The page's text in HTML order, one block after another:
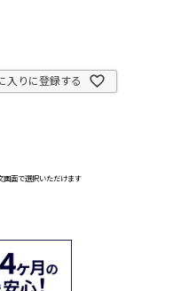
入りに登録する
画面で選択いただけます